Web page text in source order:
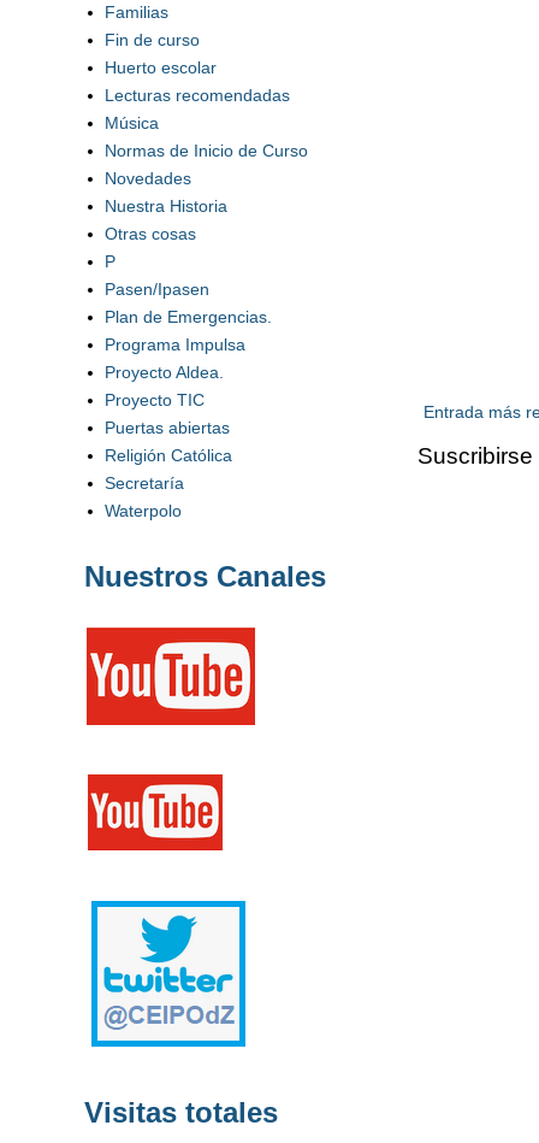
Entrada más
Familias
Fin de curso
Huerto escolar
Lecturas recomendadas
Música
Normas de Inicio de Curso
Novedades
Nuestra Historia
Otras cosas
P
Pasen/Ipasen
Plan de Emergencias.
Programa Impulsa
Proyecto Aldea.
Proyecto TIC
Puertas abiertas
Religión Católica
Secretaría
Waterpolo
Nuestros Canales
Visitas totales